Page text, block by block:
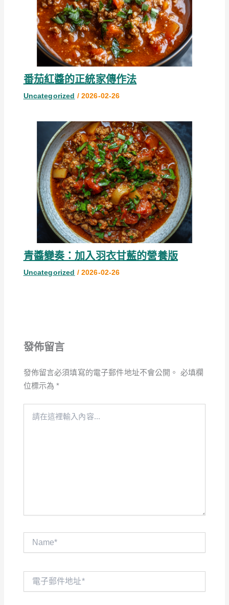
番茄紅醬的正統家傳作法
Uncategorized / 2026-02-26
青醬變奏：加入羽衣甘藍的營養版
Uncategorized / 2026-02-26
發佈留言
發佈留言必須填寫的電子郵件地址不會公開。 必填欄
位標示為*